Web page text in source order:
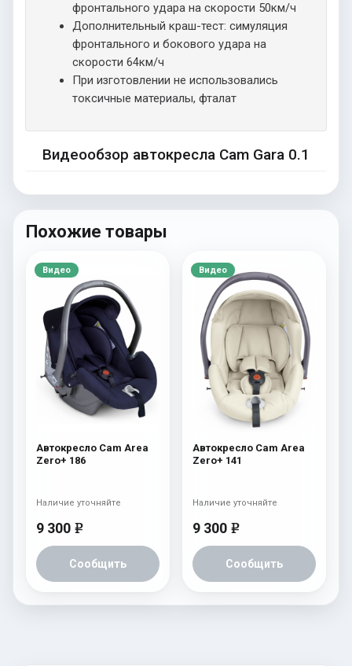
фронтального удара на скорости 50км/ч
Дополнительный краш-тест: симуляция
фронтального и бокового удара на
скорости 64км/ч
При изготовлении не использовались
токсичные материалы, фталат
Видеообзор автокресла Cam Gara 0.1
Похожие товары
Видео
Автокресло Cam Area
Zero+ 186
9 300 e
Сообщить
Наличие уточняйте
Видео
Автокресло Cam Area
Zero+ 141
9 300 e
Сообщить
Наличие уточняйте